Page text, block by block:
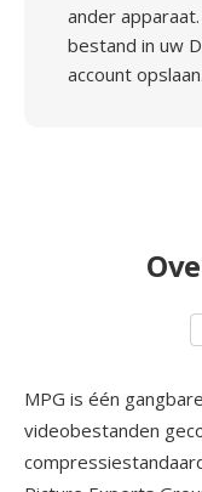
ander
bestand in uw
account opslaan.
MPG is één
videobestanden